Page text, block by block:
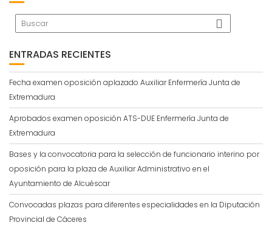
ENTRADAS RECIENTES
Fecha examen oposición aplazado Auxiliar Enfermería Junta de
Extremadura
Aprobados examen oposición ATS-DUE Enfermería Junta de
Extremadura
Bases y la convocatoria para la selección de funcionario interino por
oposición para la plaza de Auxiliar Administrativo en el
Ayuntamiento de Alcuéscar
Convocadas plazas para diferentes especialidades en la Diputación
Provincial de Cáceres